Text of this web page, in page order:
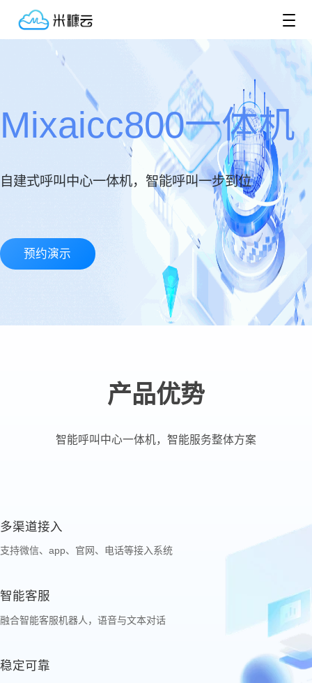
Mixaicc800一体机
自建式呼叫中心一体机，智能呼叫一步到位
预约演示
产品优势
智能呼叫中心一体机，智能服务整体方案
多渠道接入
支持微信、app、官网、电话等接入系统
智能客服
融合智能客服机器人，语音与文本对话
稳定可靠